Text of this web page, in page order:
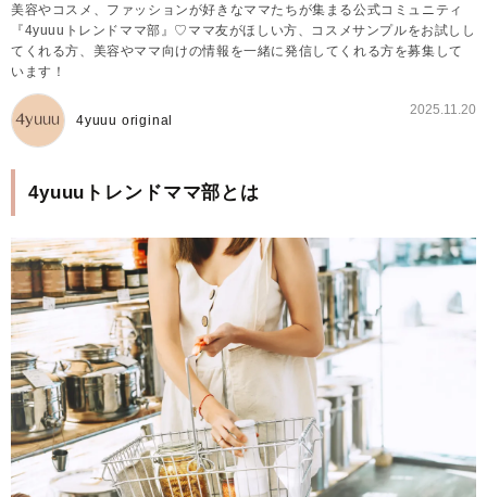
美容やコスメ、ファッションが好きなママたちが集まる公式コミュニティ
『4yuuuトレンドママ部』♡ママ友がほしい方、コスメサンプルをお試しし
てくれる方、美容やママ向けの情報を一緒に発信してくれる方を募集して
います！
4yuuu original
2025.11.20
4yuuuトレンドママ部とは